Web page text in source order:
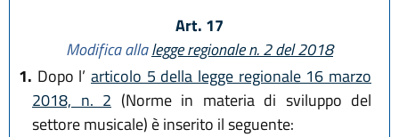
Art. 17
Modifica allalegge regionale n. 2 del 2018
1. Dopo l’ articolo 5 della legge regionale 16 marzo
2018, n. 2 (Norme in materia di sviluppo del
settore musicale) è inserito il seguente: